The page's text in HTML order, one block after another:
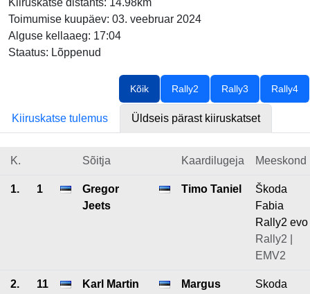
Kiiruskatse distants: 14.98km
Toimumise kuupäev: 03. veebruar 2024
Alguse kellaaeg: 17:04
Staatus: Lõppenud
Kõik Rally2 Rally3 Rally4
Kiiruskatse tulemus Üldseis pärast kiiruskatset
K. Sõitja Kaardilugeja Meeskond
1. 1
Gregor
Jeets
Timo Taniel
Škoda
Fabia
Rally2 evo
Rally2 |
EMV2
2. 11
Karl Martin
Margus
Skoda